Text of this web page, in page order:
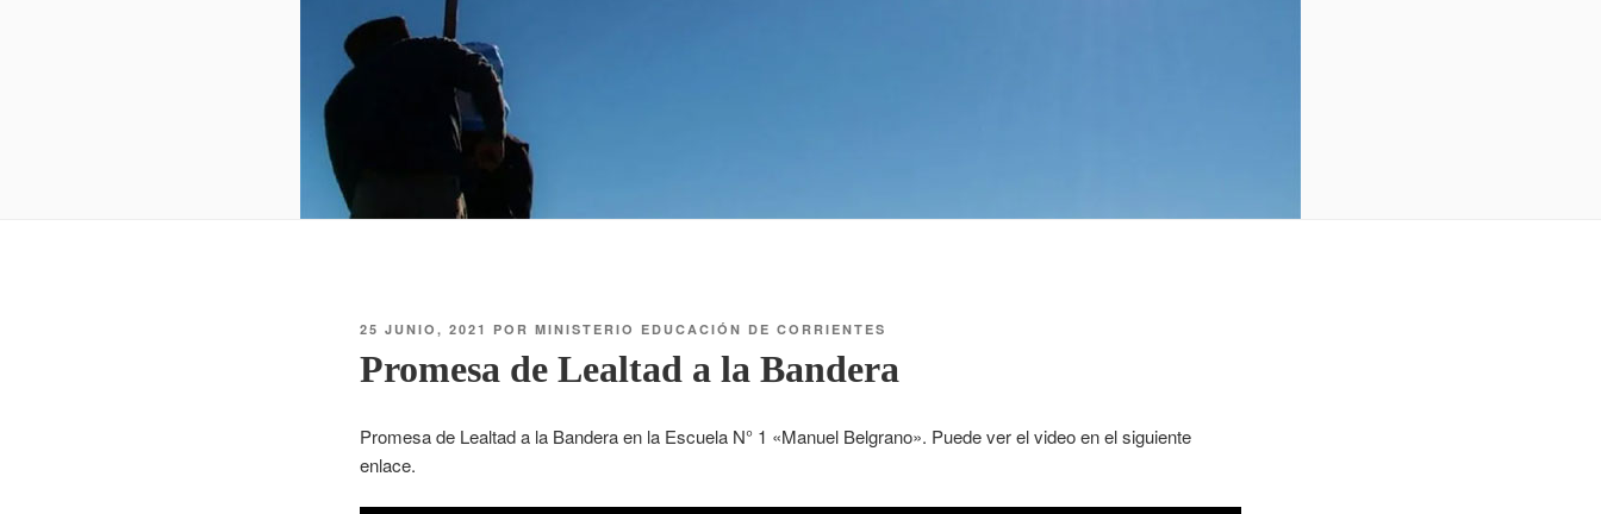
25 JUNIO, 2021 POR MINISTERIO EDUCACIÓN DE CORRIENTES
Promesa de Lealtad a la Bandera
Promesa de Lealtad a la Bandera en la Escuela N° 1 «Manuel Belgrano». Puede ver el video en el siguiente
enlace.